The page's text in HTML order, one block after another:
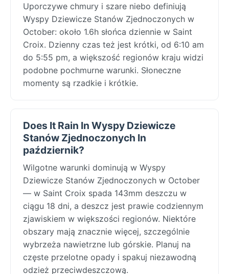
Uporczywe chmury i szare niebo definiują
Wyspy Dziewicze Stanów Zjednoczonych w
October: około 1.6h słońca dziennie w Saint
Croix. Dzienny czas też jest krótki, od 6:10 am
do 5:55 pm, a większość regionów kraju widzi
podobne pochmurne warunki. Słoneczne
momenty są rzadkie i krótkie.
Does It Rain In Wyspy Dziewicze
Stanów Zjednoczonych In
październik?
Wilgotne warunki dominują w Wyspy
Dziewicze Stanów Zjednoczonych w October
— w Saint Croix spada 143mm deszczu w
ciągu 18 dni, a deszcz jest prawie codziennym
zjawiskiem w większości regionów. Niektóre
obszary mają znacznie więcej, szczególnie
wybrzeża nawietrzne lub górskie. Planuj na
częste przelotne opady i spakuj niezawodną
odzież przeciwdeszczową.